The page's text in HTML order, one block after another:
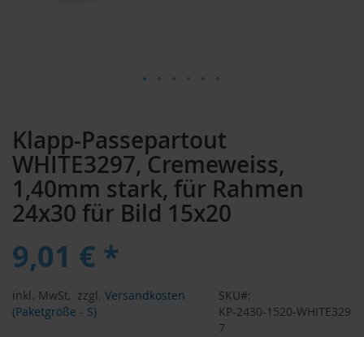
Klapp-Passepartout
WHITE3297, Cremeweiss,
1,40mm stark, für Rahmen
24x30 für Bild 15x20
9,01 € *
inkl. MwSt, zzgl. Versandkosten
(Paketgröße - S)
SKU
KP-2430-1520-WHITE329
7
der
Bildergalerie
springen